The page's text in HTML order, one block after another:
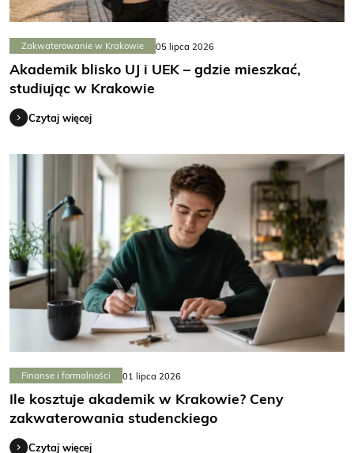
Zakwaterowanie w Krakowie 05 lipca 2026
Akademik blisko UJ i UEK – gdzie mieszkać,
studiując w Krakowie
Czytaj więcej
Finanse i formalności 01 lipca 2026
Ile kosztuje akademik w Krakowie? Ceny
zakwaterowania studenckiego
Czytaj więcej